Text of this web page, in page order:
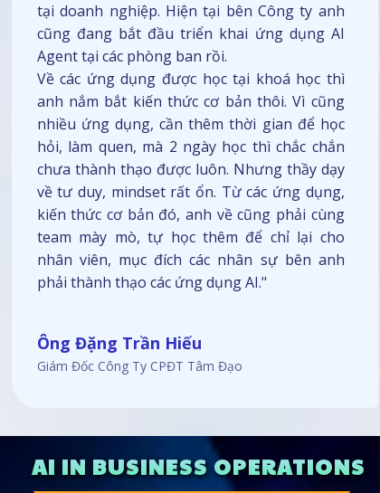
tại doanh nghiệp. Hiện tại bên Công ty anh
cũng đang bắt đầu triển khai ứng dụng AI
Agent tại các phòng ban rồi.
Về các ứng dụng được học tại khoá học thì
anh nắm bắt kiến thức cơ bản thôi. Vì cũng
nhiều ứng dụng, cần thêm thời gian để học
hỏi, làm quen, mà 2 ngày học thì chắc chắn
chưa thành thạo được luôn. Nhưng thầy dạy
về tư duy, mindset rất ổn. Từ các ứng dụng,
kiến thức cơ bản đó, anh về cũng phải cùng
team mày mò, tự học thêm để chỉ lại cho
nhân viên, mục đích các nhân sự bên anh
phải thành thạo các ứng dụng AI."
Ông Đặng Trần Hiếu
Giám Đốc Công Ty CPĐT Tâm Đạo
AI IN BUSINESS OPERATIONS